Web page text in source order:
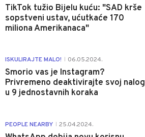
TikTok tužio Bijelu kuću: "SAD krše
sopstveni ustav, ućutkaće 170
miliona Amerikanaca"
ISKULIRAJTE MALO! 06.05.2024.
Smorio vas je Instagram?
Privremeno deaktivirajte svoj nalog
u 9 jednostavnih koraka
PEOPLE NEARBY 25.04.2024.